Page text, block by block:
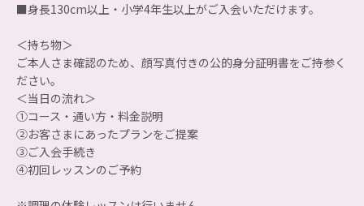
■身長130cm以上・小学4年生以上がご入会いただけます。
＜持ち物＞
ご本人さま確認のため、顔写真付きの公的身分証明書をご持参く
ださい。
＜当日の流れ＞
①コース・通い方・料金説明
②お客さまにあったプランをご提案
③ご入会手続き
④初回レッスンのご予約